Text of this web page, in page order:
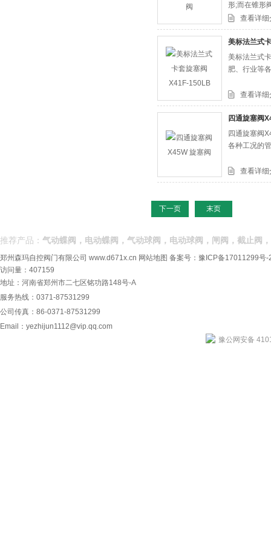
形;而在锥形
于作为切断
查看详细
美标法兰式
美标法兰式
肥、行业等
查看详细
四通旋塞阀
四通旋塞阀
各种工况的
查看详细
下一页 末页
推荐产品： 气动蝶阀，电动蝶阀，气动球阀，电动球阀，闸阀，截止阀
郑州森玛自控阀门有限公司 www.d671x.cn 网站地图 备案号： 豫ICP备17011299号-
访问量：407159
地址：河南省郑州市二七区铭功路148号-A
服务热线：0371-87531299
公司传真：86-0371-87531299
Email： yezhijun1112@vip.qq.com
豫公网安备